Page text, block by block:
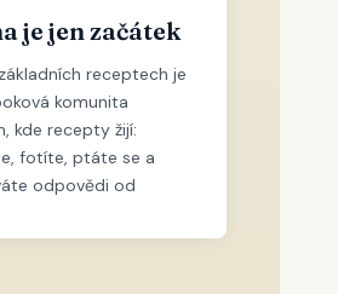
je jen začátek
receptech je
komunita
kde recepty žijí:
fotíte, ptáte se a
odpovědi od